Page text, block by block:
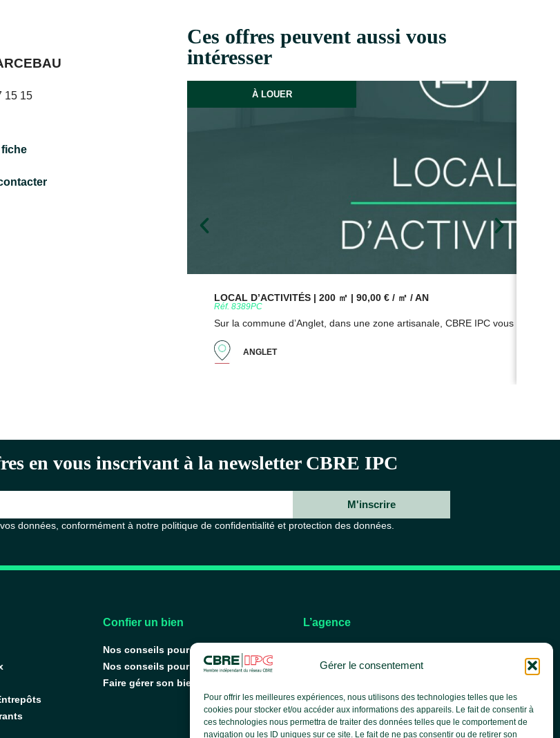
Gérer le consentement
Pour offrir les meilleures expériences, nous utilisons des technologies telles que les
cookies pour stocker et/ou accéder aux informations des appareils. Le fait de consentir à
ces technologies nous permettra de traiter des données telles que le comportement de
navigation ou les ID uniques sur ce site. Le fait de ne pas consentir ou de retirer son
15 15
Ces offres peuvent aussi vous
intéresser
LOCAL D’ACTIVITÉS | 200 ㎡ | 90,00 € / ㎡ / AN
Réf. 8389PC
Sur la commune d’Anglet, dans une zone artisanale, CBRE IPC vous
ANGLET
À LOUER
en vous inscrivant à la newsletter CBRE IPC
M'inscrire
données, conformément à notre politique de confidentialité et protection des données.
Confier un bien
Nos conseils pour vendre
Nos conseils pour louer
Faire gérer son bien
L’agence
Nos services
Le groupe CBRE
Actualités